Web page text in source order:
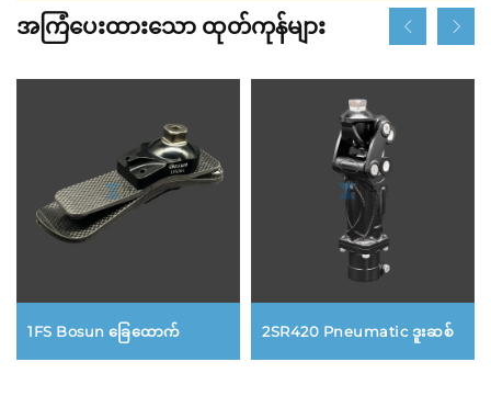
အကြံပေးထားသော ထုတ်ကုန်များ
1FS Bosun ခြေထောက် 2SR420 Pneumatic ဒူးဆစ်